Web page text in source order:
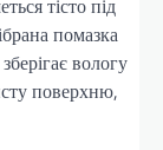
помазка
вологу
поверхню,